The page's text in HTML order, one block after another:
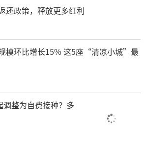
还政策，释放更多红利
模环比增长15% 这5座“清凉小城”最
整为自费接种？多